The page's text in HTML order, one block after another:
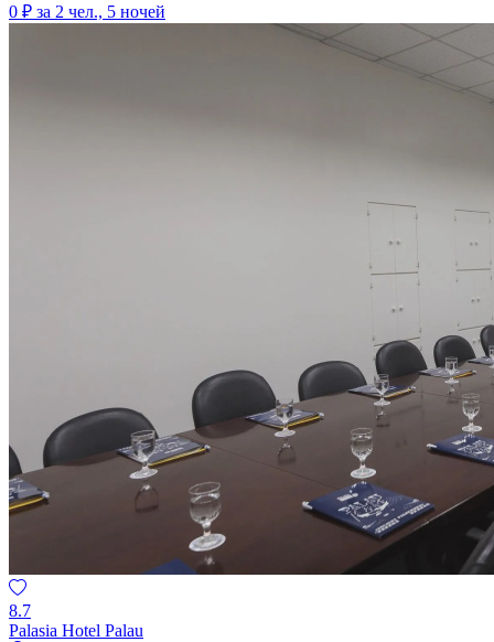
0 ₽ за 2 чел., 5 ночей
8.7
Palasia Hotel Palau